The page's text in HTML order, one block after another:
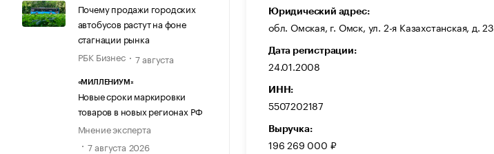
Почему продажи городских
автобусов растут на фоне
стагнации рынка
РБК Бизнес
7 августа
«МИЛЛЕНИУМ»
Новые сроки маркировки
товаров в новых регионах РФ
Мнение эксперта
7 августа 2026
Юридический адрес:
обл. Омская, г. Омск, ул. 2-я Казахстанская, д. 23
Дата регистрации:
24.01.2008
ИНН:
5507202187
Выручка:
196 269 000 ₽